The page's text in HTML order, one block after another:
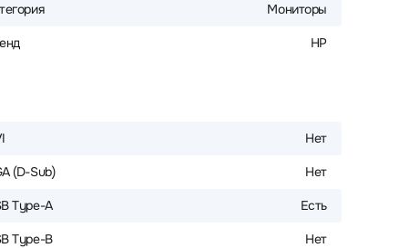
Мониторы
HP
Нет
(D-Sub) Нет
Type-A Есть
Type-B Нет